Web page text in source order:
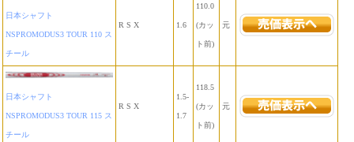
日本シャフト
NSPROMODUS3 TOUR 110 ス
チール
R S X 1.6
110.0
(カッ
ト前)
元
日本シャフト
NSPROMODUS3 TOUR 115 ス
チール
R S X
1.5-
1.7
118.5
(カッ
ト前)
元